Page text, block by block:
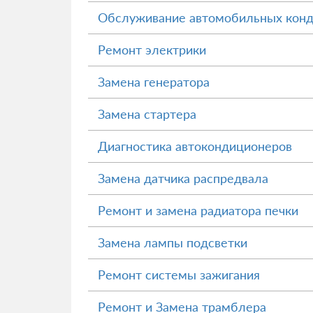
Обслуживание автомобильных
Ремонт электрики
Замена генератора
Замена стартера
Диагностика автокондиционеров
Замена датчика распредвала
Ремонт и замена радиатора печки
Замена лампы подсветки
Ремонт системы зажигания
Ремонт и Замена трамблера